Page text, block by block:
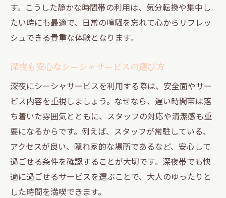
す。こうした静かな時間帯の利用は、気分転換や集中し
たい時にも最適で、日常の喧騒を忘れて心からリフレッ
シュできる貴重な体験となります。
深夜も安心なシーシャサービスの選び方
深夜にシーシャサービスを利用する際は、安全面やサー
ビス内容を重視しましょう。なぜなら、遅い時間帯は落
ち着いた雰囲気とともに、スタッフの対応や清潔感も重
要になるからです。例えば、スタッフが常駐している、
アクセスが良い、隠れ家的な場所であるなど、安心して
過ごせる条件を確認することが大切です。深夜帯でも快
適に過ごせるサービスを選ぶことで、大人のゆったりと
した時間を満喫できます。